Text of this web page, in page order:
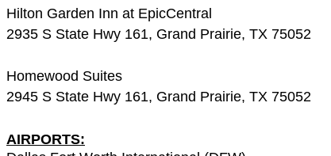
Hilton Garden Inn at EpicCentral
2935 S State Hwy 161, Grand Prairie, TX 75052
Homewood Suites
2945 S State Hwy 161, Grand Prairie, TX 75052
AIRPORTS: